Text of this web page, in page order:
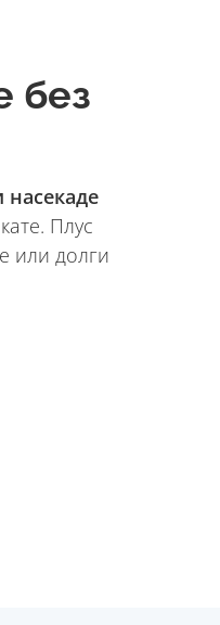
без
Плус
или долги